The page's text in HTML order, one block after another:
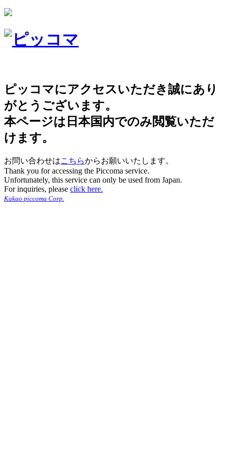
ピッコマにアクセスいただき誠にあり
がとうございます。
本ページは日本国内でのみ閲覧いただ
けます。
お問い合わせはこちらからお願いいたします。
Thank you for accessing the Piccoma service.
Unfortunately, this service can only be used from Japan.
For inquiries, please click here.
Kakao piccoma Corp.